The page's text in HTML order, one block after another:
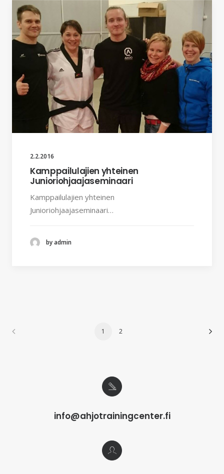
2.2.2016
Kamppailulajien yhteinen
Junioriohjaajaseminaari
Kamppailulajien yhteinen
Junioriohjaajaseminaari…
by admin
1 2
info@ahjotrainingcenter.fi